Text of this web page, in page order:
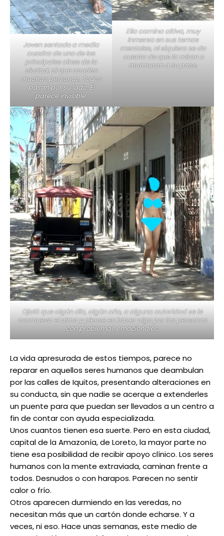
Joven sentado a media
cuadra de uno de los
principales cines de la
ciudad, al que acuden
muchas personas. Todos
pasan por su lado. Él
parece invisible.
Ella camina altiva, muy
inmersa en sus temas
mentales, ni siquiera se da
cuenta de que la miran o
murmuran a su paso.
Ojalá que algún día, algún año, a alguna autoridad se le
conmueva el alma y piense en hacer algo por las personas
con problemas emocionales.
La vida apresurada de estos tiempos, parece no
reparar en aquellos seres humanos que deambulan
por las calles de Iquitos, presentando alteraciones en
su conducta, sin que nadie se acerque a extenderles
un puente para que puedan ser llevados a un centro a
fin de contar con ayuda especializada.
Unos cuantos tienen esa suerte. Pero en esta ciudad,
capital de la Amazonía, de Loreto, la mayor parte no
tiene esa posibilidad de recibir apoyo clínico. Los seres
humanos con la mente extraviada, caminan frente a
todos. Desnudos o con harapos. Parecen no sentir
calor o frío.
Otros aparecen durmiendo en las veredas, no
necesitan más que un cartón donde echarse. Y a
veces, ni eso. Hace unas semanas, este medio de